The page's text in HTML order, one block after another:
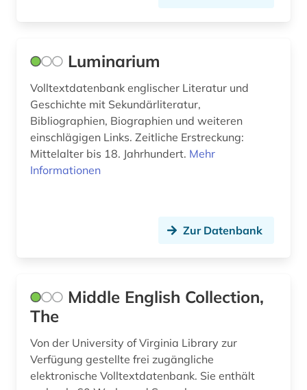
iberoromanistik (4)
incipit (1)
indien (2)
indische sprachen (1)
indologie (1)
informationswissenschaft (1)
informationswissenschaften (1)
inkunabel (2)
interdisziplinäre forschung (1)
Luminarium
Volltextdatenbank englischer Literatur und
Geschichte mit Sekundärliteratur,
Bibliographien, Biographien und weiteren
einschlägigen Links. Zeitliche Erstreckung:
Mittelalter bis 18. Jahrhundert. Mehr
Informationen
Zur Datenbank
Middle English Collection,
The
Von der University of Virginia Library zur
Verfügung gestellte frei zugängliche
elektronische Volltextdatenbank. Sie enthält